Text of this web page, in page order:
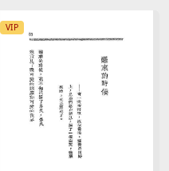
VIP